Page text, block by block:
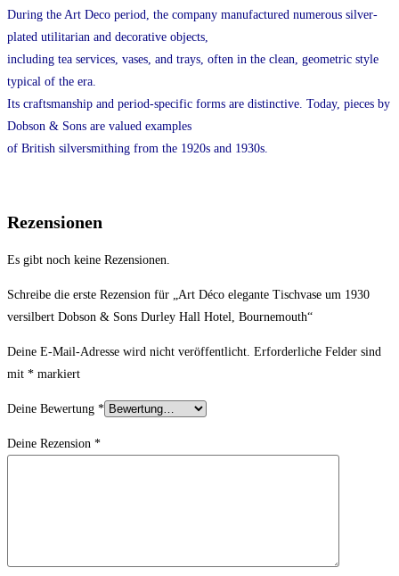
During the Art Deco period, the company manufactured numerous silver-
plated utilitarian and decorative objects,
including tea services, vases, and trays, often in the clean, geometric style
typical of the era.
Its craftsmanship and period-specific forms are distinctive. Today, pieces by
Dobson & Sons are valued examples
of British silversmithing from the 1920s and 1930s.
Rezensionen
Es gibt noch keine Rezensionen.
Schreibe die erste Rezension für „Art Déco elegante Tischvase um 1930
versilbert Dobson & Sons Durley Hall Hotel, Bournemouth“
Deine E-Mail-Adresse wird nicht veröffentlicht. Erforderliche Felder sind
mit * markiert
Deine Bewertung *
Deine Rezension *